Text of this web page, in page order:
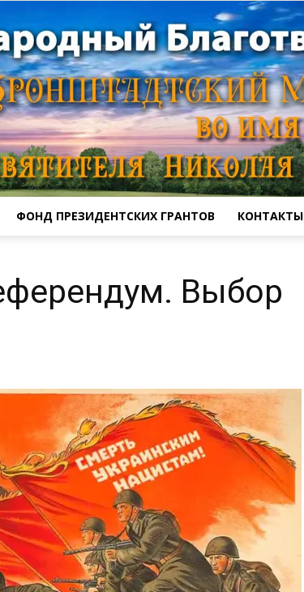
собор
ФОНД ПРЕЗИДЕНТСКИХ ГРАНТОВ КОНТАКТЫ
Выбор